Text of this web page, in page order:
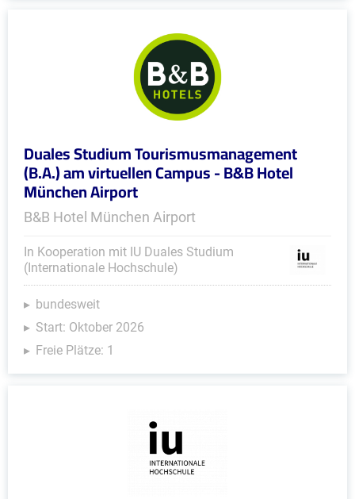
Duales Studium Tourismusmanagement
(B.A.) am virtuellen Campus - B&B Hotel
München Airport
B&B Hotel München Airport
In Kooperation mit IU Duales Studium
(Internationale Hochschule)
bundesweit
Start: Oktober 2026
Freie Plätze: 1